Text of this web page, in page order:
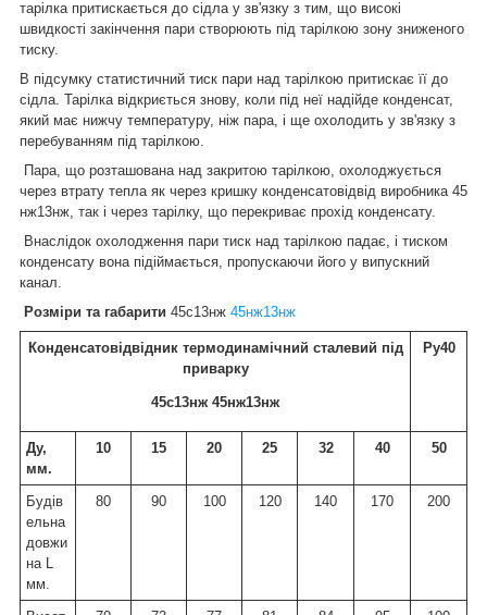
тарілка притискається до сідла у зв'язку з тим, що високі
швидкості закінчення пари створюють під тарілкою зону зниженого
тиску.
В підсумку статистичний тиск пари над тарілкою притискає її до
сідла. Тарілка відкриється знову, коли під неї надійде конденсат,
який має нижчу температуру, ніж пара, і ще охолодить у зв'язку з
перебуванням під тарілкою.
Пара, що розташована над закритою тарілкою, охолоджується
через втрату тепла як через кришку конденсатовідвід виробника 45
нж13нж, так і через тарілку, що перекриває прохід конденсату.
Внаслідок охолодження пари тиск над тарілкою падає, і тиском
конденсату вона підіймається, пропускаючи його у випускний
канал.
Розміри та габарити 45с13нж 45нж13нж
Конденсатовідвідник термодинамічний сталевий під
приварку
45с13нж 45нж13нж
Ру40
Ду,
мм.
10 15 20 25 32 40 50
Будів
ельна
довжи
на L
мм.
80 90 100 120 140 170 200